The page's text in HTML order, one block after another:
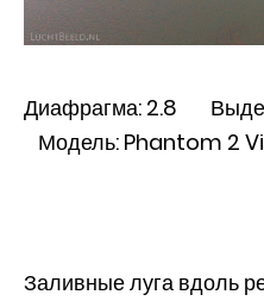
Диафрагма: 2.8
Модель: Phantom 2
Заливные луга вдоль